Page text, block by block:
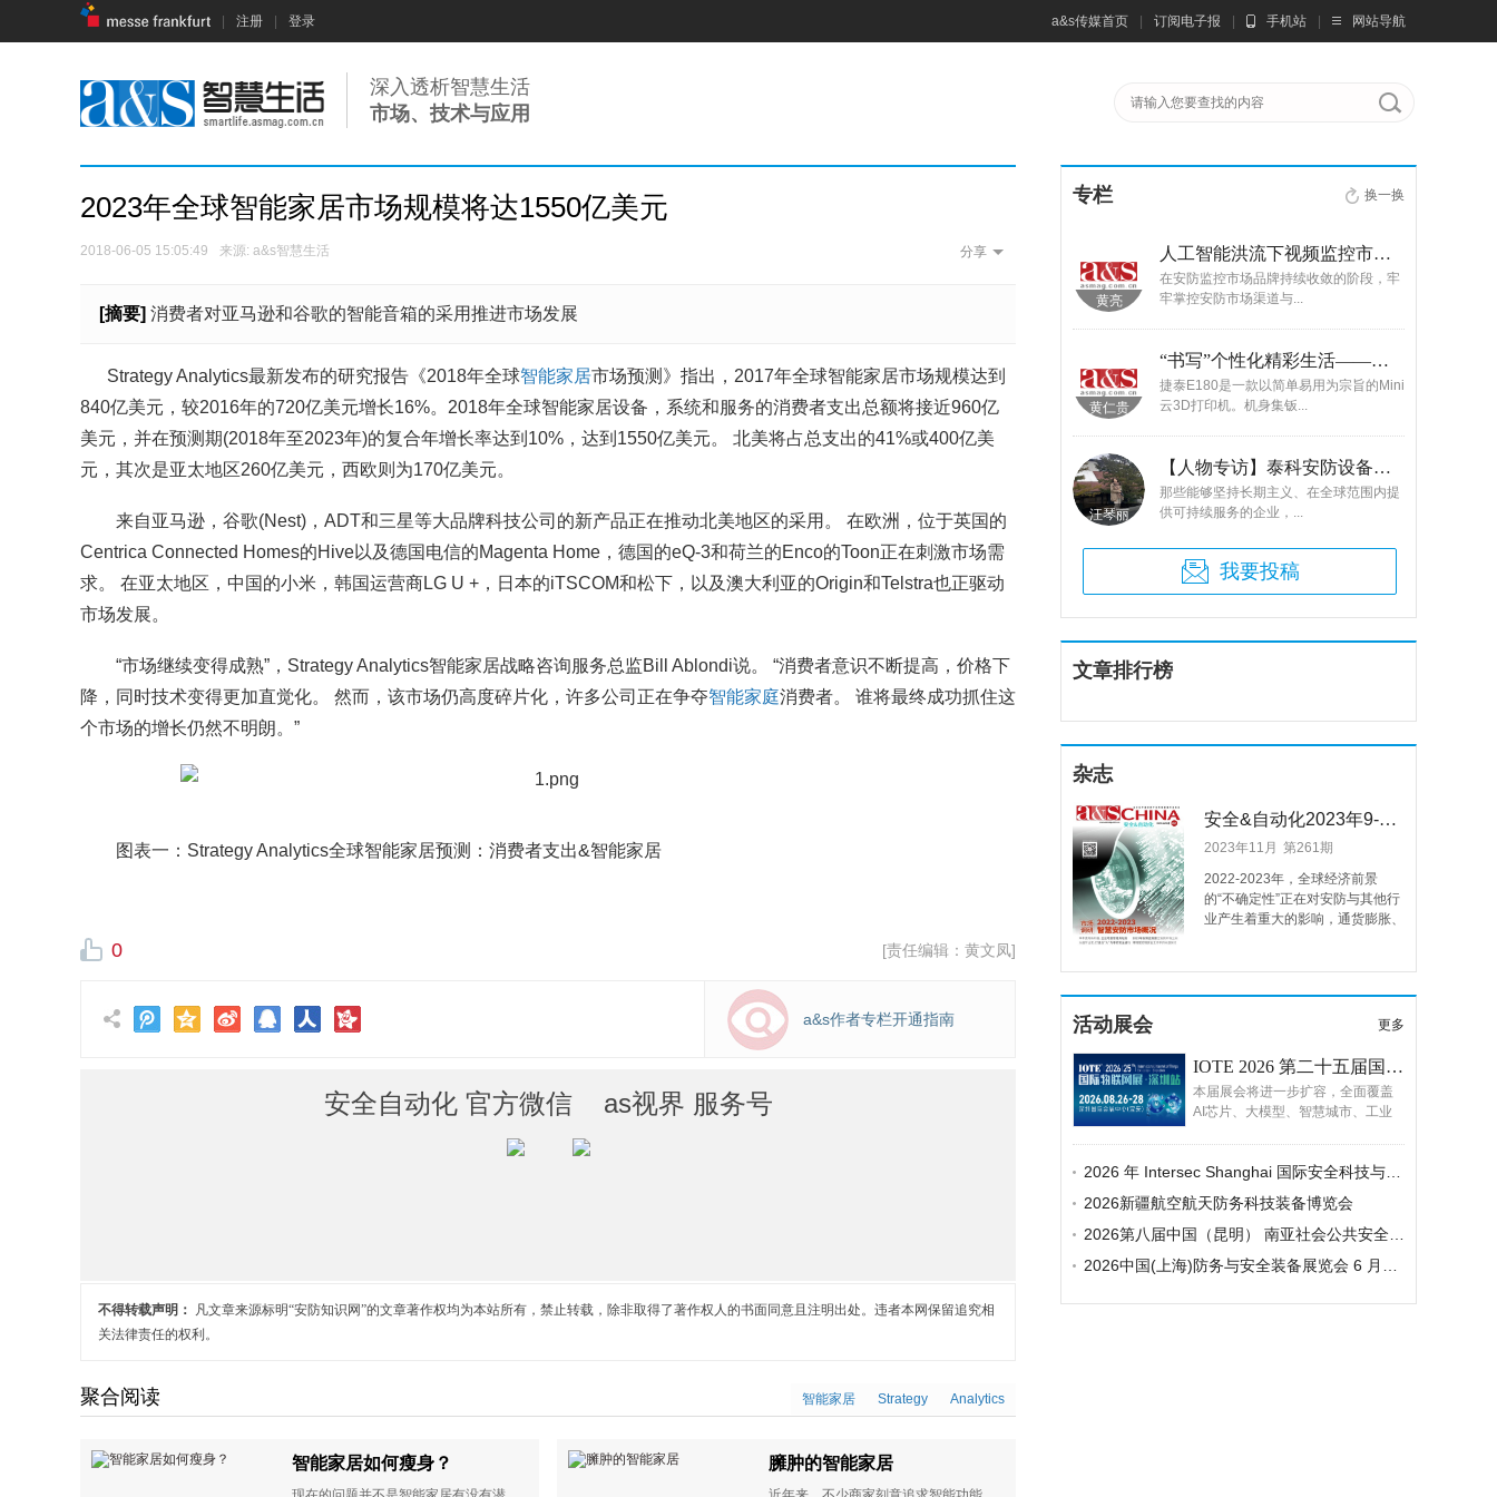
注册 登录 a&s传媒首页 订阅电子报 手机站 网站导航
深入透析智慧生活
市场、技术与应用
2023年全球智能家居市场规模将达1550亿美元
2018-06-05 15:05:49 来源: a&s智慧生活 分享
[摘要] 消费者对亚马逊和谷歌的智能音箱的采用推进市场发展
Strategy Analytics最新发布的研究报告《2018年全球智能家居市场预测》指出，2017年全球智能家居市场规模达到
840亿美元，较2016年的720亿美元增长16%。2018年全球智能家居设备，系统和服务的消费者支出总额将接近960亿
美元，并在预测期(2018年至2023年)的复合年增长率达到10%，达到1550亿美元。 北美将占总支出的41%或400亿美
元，其次是亚太地区260亿美元，西欧则为170亿美元。
来自亚马逊，谷歌(Nest)，ADT和三星等大品牌科技公司的新产品正在推动北美地区的采用。 在欧洲，位于英国的
Centrica Connected Homes的Hive以及德国电信的Magenta Home，德国的eQ-3和荷兰的Enco的Toon正在刺激市场需
求。 在亚太地区，中国的小米，韩国运营商LG U +，日本的iTSCOM和松下，以及澳大利亚的Origin和Telstra也正驱动
市场发展。
“市场继续变得成熟”，Strategy Analytics智能家居战略咨询服务总监Bill Ablondi说。 “消费者意识不断提高，价格下
降，同时技术变得更加直觉化。 然而，该市场仍高度碎片化，许多公司正在争夺智能家庭消费者。 谁将最终成功抓住这
个市场的增长仍然不明朗。”
图表一：Strategy Analytics全球智能家居预测：消费者支出&智能家居
0 [责任编辑：黄文凤]
a&s作者专栏开通指南
安全自动化 官方微信 as视界 服务号
不得转载声明：
凡文章来源标明“安防知识网”的文章著作权均为本站所有，禁止转载，除非取得了著作权人的书面同意且注明出处。违者本网保留追究相
关法律责任的权利。
聚合阅读 智能家居 Strategy Analytics
智能家居如何瘦身？ 臃肿的智能家居
专栏
AI时代，深度伪造不容忽视
杨剑勇
AI与产业深度融合、降低开发者门槛，百
度飞桨助力上海建设AI...
郑川
隐私窃取资产 据...
黄亮
人工智能洪流下视频监控市场的发展趋势
在安防监控市场品牌持续收敛的阶段，牢
牢掌控安防市场渠道与...
黄仁贵
“书写”个性化精彩生活——深圳捷泰E180 3D打印机测评
捷泰E180是一款以简单易用为宗旨的Mini
云3D打印机。机身集钣...
汪琴丽
【人物专访】泰科安防设备总经理张宁解码安防出海新范式
那些能够坚持长期主义、在全球范围内提
供可持续服务的企业，...
换一换
我要投稿
文章排行榜
杂志
安全&自动化2023年9-10月 第261期
2023年11月 第261期
2022-2023年，全球经济前景
的“不确定性”正在对安防与其他行
业产生着重大的影响，通货膨胀、
行业的发展带来了极大的阻力。
2022年国内安防市场保持着增
观经济呈现复苏态势，市场需求有
所回暖，但由于国内政府财政收支
减少、部分项目进展缓慢、房地产
市场下滑、企业端市场投资信心减
活动展会 更多
IOTE 2026 第二十五届国际物联网展・深圳站
本届展会将进一步扩容，全面覆盖
AI芯片、大模型、智慧城市、工业
业物联网与电子纸等全产业链，继
续联动AGIC人工智能展与ISVE智慧
商显展，打造AIOT生态的全球舞
台。
2026新疆航空航天防务科技装备博览会